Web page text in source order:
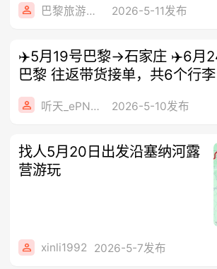
巴黎旅游地接社 2026-5-11发布
✈️5月19号巴黎→石家庄 ✈️6月
巴黎 往返带货接单，共6个行李
听天_ePN3G 2026-5-10发布
找人5月20日出发沿塞纳河露
营游玩
xinli1992 2026-5-7发布